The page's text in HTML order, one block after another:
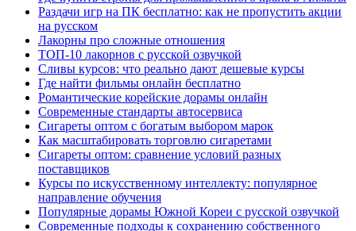
Раздачи игр на ПК бесплатно: как не пропустить акции
на русском
Лакорны про сложные отношения
ТОП-10 лакорнов с русской озвучкой
Сливы курсов: что реально дают дешевые курсы
Где найти фильмы онлайн бесплатно
Романтические корейские дорамы онлайн
Современные стандарты автосервиса
Сигареты оптом с богатым выбором марок
Как масштабировать торговлю сигаретами
Сигареты оптом: сравнение условий разных
поставщиков
Курсы по искусственному интеллекту: популярное
направление обучения
Популярные дорамы Южной Кореи с русской озвучкой
Современные подходы к сохранению собственного